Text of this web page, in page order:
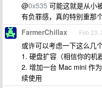
@0x535 可能这就是从小
有负罪感，真的特别重那
FarmerChillax Feb 23,
或许可以考虑一下这么几个
1. 硬盘扩容（相信你的机
2. 增加一台 Mac mini 作
续使用